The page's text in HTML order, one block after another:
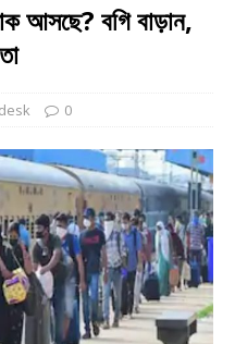
আসছে? বগি বাড়ান,
0